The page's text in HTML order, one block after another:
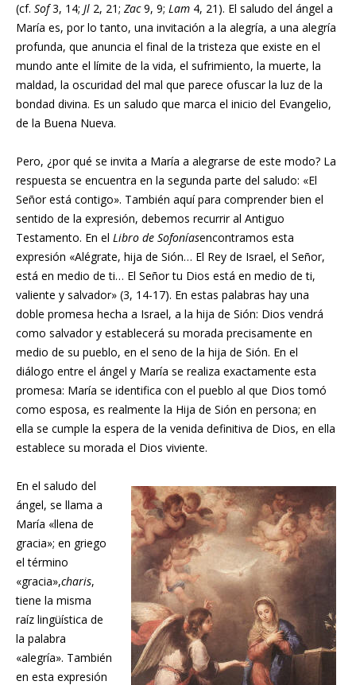
(cf. Sof3, 14; Jl 2, 21; Zac9, 9; Lam 4, 21). El saludo del ángel a
María es, por lo tanto, una invitación a la alegría, a una alegría
profunda, que anuncia el final de la tristeza que existe en el
mundo ante el límite de la vida, el sufrimiento, la muerte, la
maldad, la oscuridad del mal que parece ofuscar la luz de la
bondad divina. Es un saludo que marca el inicio del Evangelio,
de la Buena Nueva.
Pero, ¿por qué se invita a María a alegrarse de este modo? La
respuesta se encuentra en la segunda parte del saludo: «El
Señor está contigo». También aquí para comprender bien el
sentido de la expresión, debemos recurrir al Antiguo
Testamento. En el Libro de Sofoníasencontramos esta
expresión «Alégrate, hija de Sión… El Rey de Israel, el Señor,
está en medio de ti… El Señor tu Dios está en medio de ti,
valiente y salvador» (3, 14-17). En estas palabras hay una
doble promesa hecha a Israel, a la hija de Sión: Dios vendrá
como salvador y establecerá su morada precisamente en
medio de su pueblo, en el seno de la hija de Sión. En el
diálogo entre el ángel y María se realiza exactamente esta
promesa: María se identifica con el pueblo al que Dios tomó
como esposa, es realmente la Hija de Sión en persona; en
ella se cumple la espera de la venida definitiva de Dios, en ella
establece su morada el Dios viviente.
En el saludo del
ángel, se llama a
María «llena de
gracia»; en griego
el término
«gracia»,charis,
tiene la misma
raíz lingüística de
la palabra
«alegría». También
en esta expresión